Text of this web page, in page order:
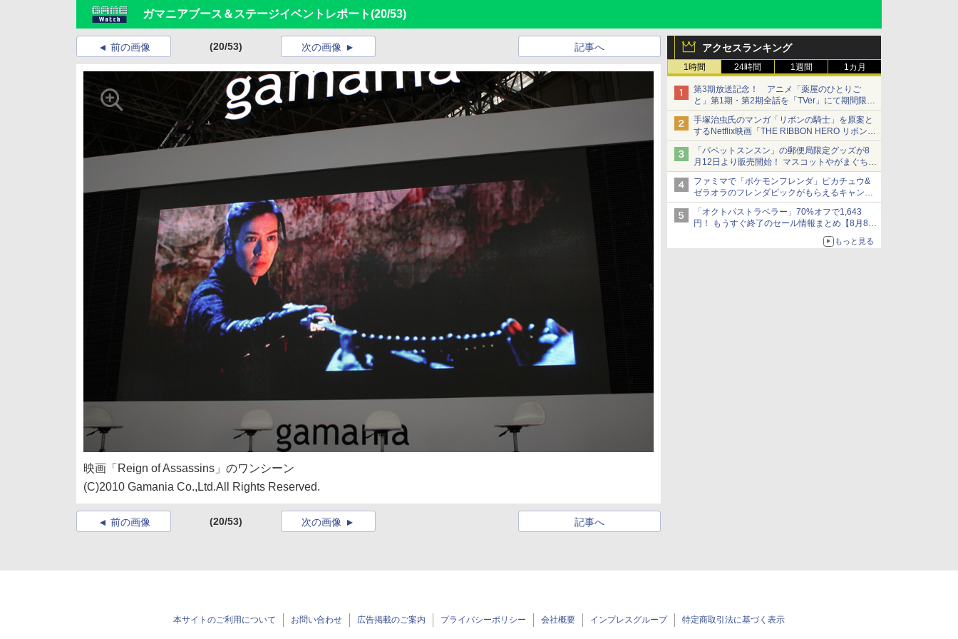
ガマニアブース＆ステージイベントレポート(20/53)
アクセスランキング
1時間 24時間 1週間 1カ月
第3期放送記念！ アニメ「薬屋のひとりご
と」第1期・第2期全話を「TVer」にて期間限定
で順次無料配信開始
手塚治虫氏のマンガ「リボンの騎士」を原案と
するNetflix映画「THE RIBBON HERO リボンヒ
ーロー」本日配信開始
「パペットスンスン」の郵便局限定グッズが8
月12日より販売開始！ マスコットやがまぐち、
レターセットなどが登場
ファミマで「ポケモンフレンダ」ピカチュウ&
ゼラオラのフレンダピックがもらえるキャンペ
ーン開催！
「オクトパストラベラー」70%オフで1,643
円！ もうすぐ終了のセール情報まとめ【8月8日
ニンテンドーeショップでは「大神 絶景版」が
もっと見る
前の画像 (20/53) 記事へ
次の画像
映画「Reign of Assassins」のワンシーン
(C)2010 Gamania Co.,Ltd.All Rights Reserved.
前の画像 (20/53) 記事へ
次の画像
本サイトのご利用について お問い合わせ 広告掲載のご案内 プライバシーポリシー 会社概要 インプレスグループ 特定商取引法に基づく表示